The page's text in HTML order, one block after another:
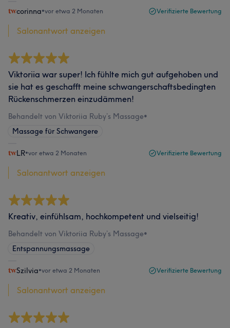
corinna•vor etwa 2 Monaten Verifizierte Bewertung
Salonantwort anzeigen
Viktoriia war super! Ich fühlte mich gut aufgehoben und
sie hat es geschafft meine schwangerschaftsbedingten
Rückenschmerzen einzudämmen!
Behandelt von Viktoriia Ruby’s Massage•
Massage für Schwangere
LR•vor etwa 2 Monaten Verifizierte Bewertung
Salonantwort anzeigen
Kreativ, einfühlsam, hochkompetent und vielseitig!
Behandelt von Viktoriia Ruby’s Massage•
Entspannungsmassage
Szilvia•vor etwa 2 Monaten Verifizierte Bewertung
Salonantwort anzeigen